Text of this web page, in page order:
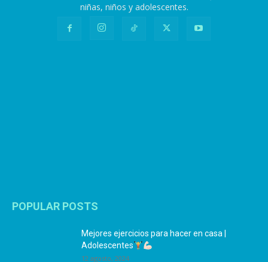
niñas, niños y adolescentes.
POPULAR POSTS
Mejores ejercicios para hacer en casa |
Adolescentes
12 agosto, 2024